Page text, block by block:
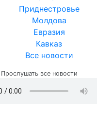
Приднестровье
Молдова
Евразия
Кавказ
Все новости
Прослушать все новости